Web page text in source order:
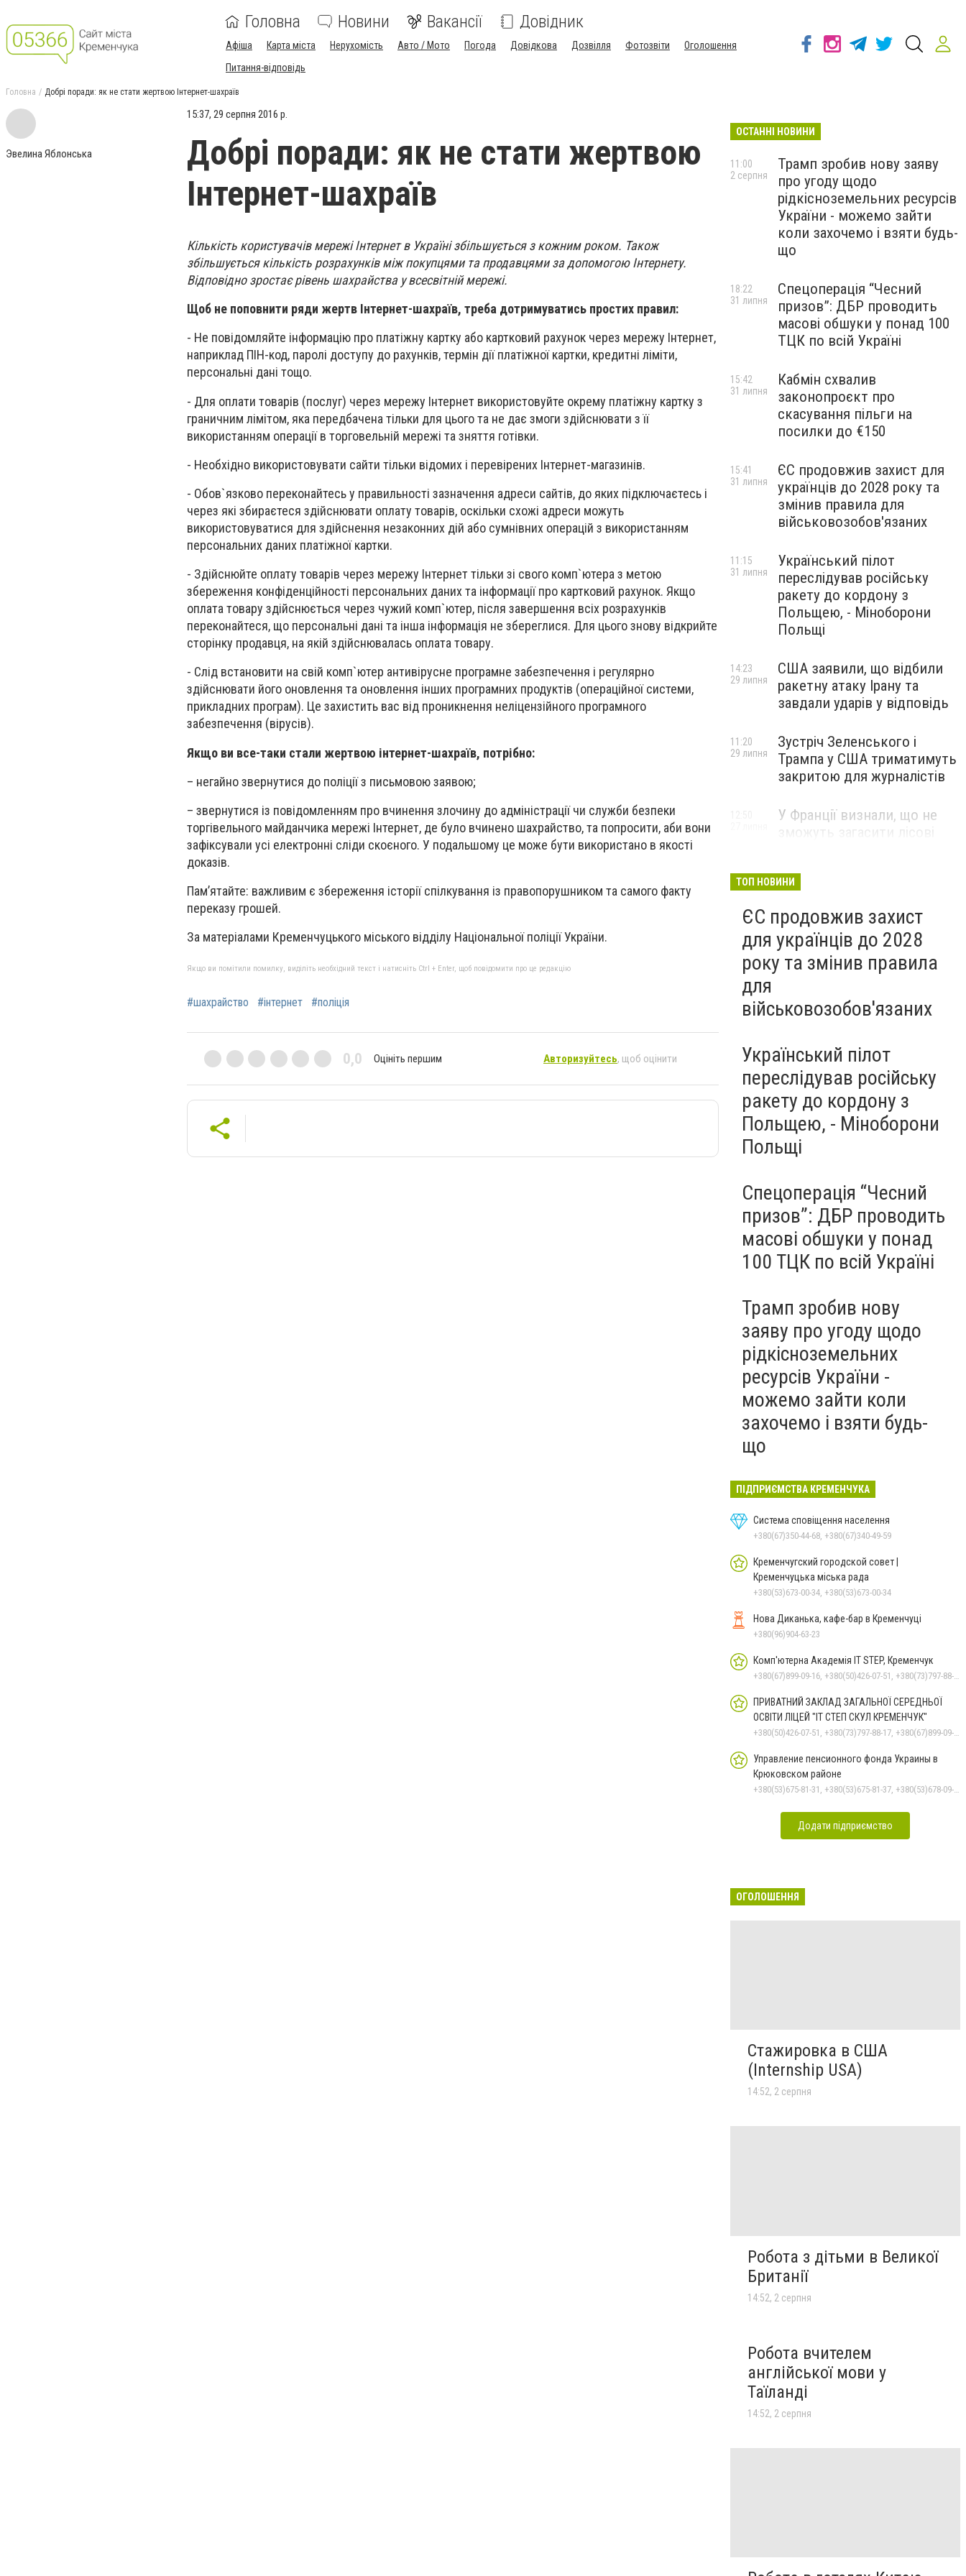
Головна Новини Вакансії Довідник
Афіша Карта міста Нерухомість Авто / Мото Погода Довідкова Дозвілля Фотозвіти
Оголошення
Питання-відповідь
Головна Добрі поради: як не стати жертвою Інтернет-шахраїв
Эвелина Яблонська
15:37, 29 серпня 2016 р.
Добрі поради: як не стати жертвою
Інтернет-шахраїв
Кількість користувачів мережі Інтернет в Україні збільшується з кожним роком. Також
збільшується кількість розрахунків між покупцями та продавцями за допомогою Інтернету.
Відповідно зростає рівень шахрайства у всесвітній мережі.
Щоб не поповнити ряди жертв Інтернет-шахраїв, треба дотримуватись простих правил:
- Не повідомляйте інформацію про платіжну картку або картковий рахунок через мережу Інтернет,
наприклад ПІН-код, паролі доступу до рахунків, термін дії платіжної картки, кредитні ліміти,
персональні дані тощо.
- Для оплати товарів (послуг) через мережу Інтернет використовуйте окрему платіжну картку з
граничним лімітом, яка передбачена тільки для цього та не дає змоги здійснювати з її
використанням операції в торговельній мережі та зняття готівки.
- Необхідно використовувати сайти тільки відомих і перевірених Інтернет-магазинів.
- Обов`язково переконайтесь у правильності зазначення адреси сайтів, до яких підключаєтесь і
через які збираєтеся здійснювати оплату товарів, оскільки схожі адреси можуть
використовуватися для здійснення незаконних дій або сумнівних операцій з використанням
персональних даних платіжної картки.
- Здійснюйте оплату товарів через мережу Інтернет тільки зі свого комп`ютера з метою
збереження конфіденційності персональних даних та інформації про картковий рахунок. Якщо
оплата товару здійснюється через чужий комп`ютер, після завершення всіх розрахунків
переконайтеся, що персональні дані та інша інформація не збереглися. Для цього знову відкрийте
сторінку продавця, на якій здійснювалась оплата товару.
- Слід встановити на свій комп`ютер антивірусне програмне забезпечення і регулярно
здійснювати його оновлення та оновлення інших програмних продуктів (операційної системи,
прикладних програм). Це захистить вас від проникнення неліцензійного програмного
забезпечення (вірусів).
Якщо ви все-таки стали жертвою інтернет-шахраїв, потрібно:
– негайно звернутися до поліції з письмовою заявою;
– звернутися із повідомленням про вчинення злочину до адміністрації чи служби безпеки
торгівельного майданчика мережі Інтернет, де було вчинено шахрайство, та попросити, аби вони
зафіксували усі електронні сліди скоєного. У подальшому це може бути використано в якості
доказів.
Пам’ятайте: важливим є збереження історії спілкування із правопорушником та самого факту
переказу грошей.
За матеріалами Кременчуцького міського відділу Національної поліції України.
Якщо ви помітили помилку, виділіть необхідний текст і натисніть Ctrl + Enter, щоб повідомити про це редакцію
#шахрайство #інтернет #поліція
0,0 Оцініть першим Авторизуйтесь, щоб оцінити
ОСТАННІ НОВИНИ
Трамп зробив нову заяву
про угоду щодо
рідкісноземельних ресурсів
України - можемо зайти
коли захочемо і взяти будь-
що
11:00
2 серпня
Спецоперація “Чесний
призов”: ДБР проводить
масові обшуки у понад 100
ТЦК по всій Україні
18:22
31 липня
Кабмін схвалив
законопроєкт про
скасування пільги на
посилки до €150
15:42
31 липня
ЄС продовжив захист для
українців до 2028 року та
змінив правила для
військовозобов'язаних
15:41
31 липня
Український пілот
переслідував російську
ракету до кордону з
Польщею, - Міноборони
Польщі
11:15
31 липня
США заявили, що відбили
ракетну атаку Ірану та
завдали ударів у відповідь
14:23
29 липня
Зустріч Зеленського і
Трампа у США триматимуть
закритою для журналістів
11:20
29 липня
У Франції визнали, що не
ТОП НОВИНИ
ЄС продовжив захист
для українців до 2028
року та змінив правила
для
військовозобов'язаних
Український пілот
переслідував російську
ракету до кордону з
Польщею, - Міноборони
Польщі
Спецоперація “Чесний
призов”: ДБР проводить
масові обшуки у понад
100 ТЦК по всій Україні
Трамп зробив нову
заяву про угоду щодо
рідкісноземельних
ресурсів України -
можемо зайти коли
захочемо і взяти будь-
що
ПІДПРИЄМСТВА КРЕМЕНЧУКА
Система сповіщення населення
+380(67)350-44-68, +380(67)340-49-59
Кременчугский городской совет |
Кременчуцька міська рада
+380(53)673-00-34, +380(53)673-00-34
Нова Диканька, кафе-бар в Кременчуці
+380(96)904-63-23
Комп'ютерна Академія IT STEP, Кременчук
+380(67)899-09-16, +380(50)426-07-51, +380(73)797-88-17
ПРИВАТНИЙ ЗАКЛАД ЗАГАЛЬНОЇ СЕРЕДНЬОЇ
ОСВІТИ ЛІЦЕЙ "ІТ СТЕП СКУЛ КРЕМЕНЧУК"
+380(50)426-07-51, +380(73)797-88-17, +380(67)899-09-16
Управление пенсионного фонда Украины в
Крюковском районе
+380(53)675-81-31, +380(53)675-81-37, +380(53)678-09-01, +380(53)675-81-32, +380(53)675-81-40, +380(53)675-81-33, +380(53)675-81-38, +380(53)678-08-87
Додати підприємство
ОГОЛОШЕННЯ
Стажировка в США
(Internship USA)
14:52, 2 серпня
Робота з дітьми в Великої
Британії
14:52, 2 серпня
Робота вчителем
англійської мови у
Таїланді
14:52, 2 серпня